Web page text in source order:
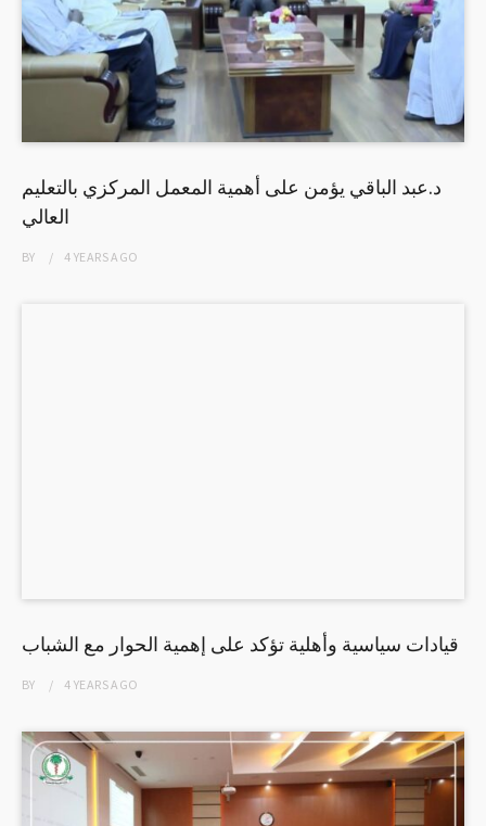
د.عبد الباقي يؤمن على أهمية المعمل المركزي بالتعليم
العالي
BY 4 YEARSAGO
قيادات سياسية وأهلية تؤكد على إهمية الحوار مع الشباب
BY 4 YEARSAGO